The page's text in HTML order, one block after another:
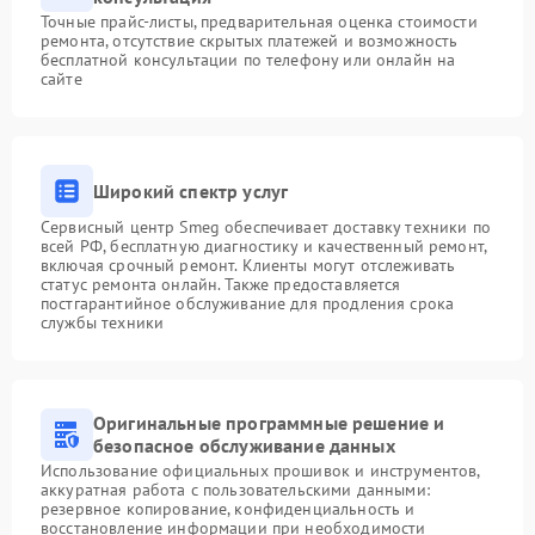
Точные прайс-листы, предварительная оценка стоимости
ремонта, отсутствие скрытых платежей и возможность
бесплатной консультации по телефону или онлайн на
сайте
Широкий спектр услуг
Сервисный центр Smeg обеспечивает доставку техники по
всей РФ, бесплатную диагностику и качественный ремонт,
включая срочный ремонт. Клиенты могут отслеживать
статус ремонта онлайн. Также предоставляется
постгарантийное обслуживание для продления срока
службы техники
Оригинальные программные решение и
безопасное обслуживание данных
Использование официальных прошивок и инструментов,
аккуратная работа с пользовательскими данными:
резервное копирование, конфиденциальность и
восстановление информации при необходимости